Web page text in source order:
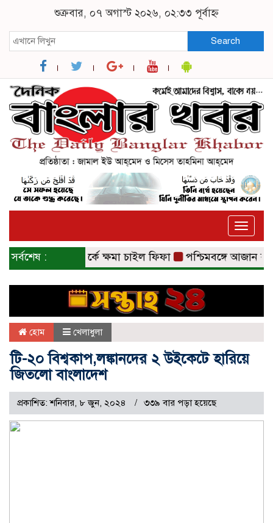
শুক্রবার, ০৭ অগাস্ট ২০২৬, ০২:৩৩ পূর্বাহ্ন
Search
Toggle
সর্বশেষ :স্বত্ব বিতর্কে ক্ষমা চাইল ফিফা পশ্চিমবঙ্গে আজান বন্ধে
হোম খেলাধুলা
টি-২০ বিশ্বকাপ,লঙ্কানদের ২ উইকেটে হারিয়ে
জিতলো বাংলাদেশ
প্রকাশিত: শনিবার, ৮ জুন, ২০২৪ ৩৩৯ বার পড়া হয়েছে